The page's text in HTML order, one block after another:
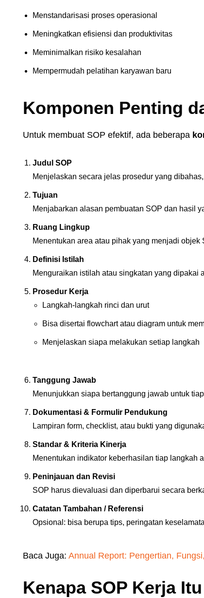
Menstandarisasi proses operasional
Meningkatkan efisiensi dan produktivitas
Meminimalkan risiko kesalahan
Mempermudah pelatihan karyawan baru
Komponen Penting
Untuk membuat SOP efektif, ada beberapa
Judul SOP
Menjelaskan secara jelas prosedur yang
Tujuan
Menjabarkan alasan pembuatan SOP dan hasil
Ruang Lingkup
Menentukan area atau pihak yang menjadi
Definisi Istilah
Menguraikan istilah atau singkatan yang dipakai
Prosedur Kerja
Langkah-langkah rinci dan urut
Bisa disertai flowchart atau diagram untuk
Menjelaskan siapa melakukan setiap langkah
Tanggung Jawab
Menunjukkan siapa bertanggung jawab untuk
Dokumentasi & Formulir Pendukung
Lampiran form, checklist, atau bukti yang
Standar & Kriteria Kinerja
Menentukan indikator keberhasilan tiap langkah
Peninjauan dan Revisi
SOP harus dievaluasi dan diperbarui secara
Catatan Tambahan / Referensi
Opsional: bisa berupa tips, peringatan
Baca Juga: Annual Report: Pengertian,
Kenapa SOP Kerja